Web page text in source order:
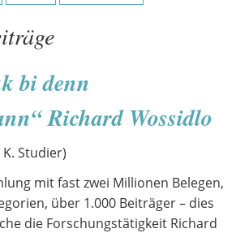
bi denn
Richard Wossidlo
Studier)
mit fast zwei Millionen Belegen,
über 1.000 Beiträger – dies
die Forschungstätigkeit Richard